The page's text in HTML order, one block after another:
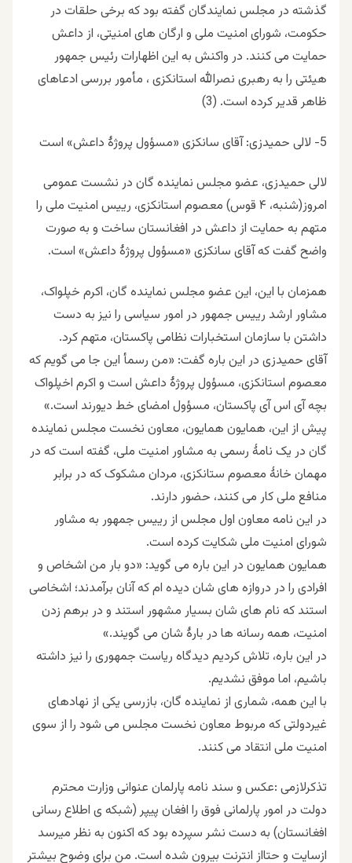
گذشته در مجلس نمایندگان گفته بود که برخی حلقات در
حکومت، شورای امنیت ملی و ارگان های امنیتی، از داعش
حمایت می کنند. در واکنش به این اظهارات رئیس جمهور
هیئتی را به رهبری نصرالله استانکزی ، مأمور بررسی ادعاهای
ظاهر قدیر کرده است. (3)
5- لالی حمیدزی: آقای سانکزی «مسؤول پروژۀ داعش» است
لالی حمیدزی، عضو مجلس نماینده گان در نشست عمومی
امروز(شنبه، ۴ قوس) معصوم استانکزی، رییس امنیت ملی را
متهم به حمایت از داعش در افغانستان ساخت و به صورت
واضح گفت که آقای سانکزی «مسؤول پروژۀ داعش» است.
همزمان با این، این عضو مجلس نماینده گان، اکرم خپلواک،
مشاور ارشد رییس جمهور در امور سیاسی را نیز به دست
داشتن با سازمان استخبارات نظامی پاکستان، متهم کرد.
آقای حمیدزی در این باره گفت: «من رسمأ این جا می گویم که
معصوم استانکزی، مسؤول پروژۀ داعش است و اکرم اخپلواک
بچه آی اس آی پاکستان، مسؤول امضای خط دیورند است.»
پیش از این، همایون همایون، معاون نخست مجلس نماینده
گان در یک نامۀ رسمی به مشاور امنیت ملی، گفته است که در
مهمان خانۀ معصوم ستانکزی، مردان مشکوک که در برابر
منافع ملی کار می کنند، حضور دارند.
در این نامه معاون اول مجلس از رییس جمهور به مشاور
شورای امنیت ملی شکایت کرده است.
همایون همایون در این باره می گوید: «دو بار من اشخاص و
افرادی را در دروازه های شان دیده ام که آنان برآمدند؛ اشخاصی
استند که نام های شان بسیار مشهور استند و در برهم زدن
امنیت، همه رسانه ها در بارۀ شان می گویند.»
در این باره، تلاش کردیم دیدگاه ریاست جمهوری را نیز داشته
باشیم، اما موفق نشدیم.
با این همه، شماری از نماینده گان، بازرسی یکی از نهادهای
غیردولتی که مربوط معاون نخست مجلس می شود را از سوی
امنیت ملی انتقاد می کنند.
تذکرلازمی :عکس و سند نامه پارلمان عنوانی وزارت محترم
دولت در امور پارلمانی فوق را افغان پیپر (شبکه ی اطلاع رسانی
افغانستان) به دست نشر سپرده بود که اکنون به نظر میرسد
ازسایت و حتااز انترنت بیرون شده است. من برای وضوح بیشتر